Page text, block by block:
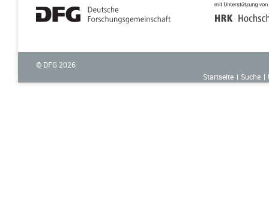
© DFG 2026
Startseite
Suche